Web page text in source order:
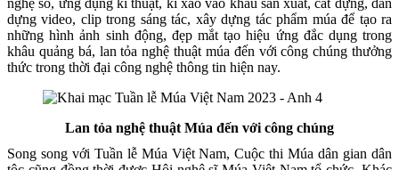
nghệ số, ứng dụng kĩ thuật, kĩ xảo vào khâu sản xuất, cắt dựng, dàn
dựng video, clip trong sáng tác, xây dựng tác phẩm múa để tạo ra
những hình ảnh sinh động, đẹp mắt tạo hiệu ứng đắc dụng trong
khâu quảng bá, lan tỏa nghệ thuật múa đến với công chúng thưởng
thức trong thời đại công nghệ thông tin hiện nay.
Lan tỏa nghệ thuật Múa đến với công chúng
Song song với Tuần lễ Múa Việt Nam, Cuộc thi Múa dân gian dân